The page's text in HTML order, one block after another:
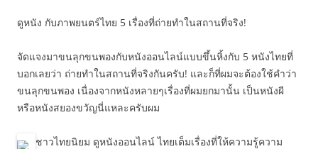
ดูหนัง กับภาพยนตร์ไทย 5 เรื่องที่ถ่ายทำในสถานที่จริง!
จัดแจงมาขนลุกขนพองกับหนังออนไลน์แบบขึ้นหิ้งกับ 5 หนังไทยที่
บอกเลยว่า ถ่ายทำในสถานที่จริงกันครับ! และก็ที่ผมจะต้องใช้คำว่า
ขนลุกขนพอง เนื่องจากหนังหลายๆเรื่องที่ผมยกมานั้น เป็นหนังผี
หรือหนังสยองขวัญนี่แหละครับผม
ชาวไทยนิยม ดูหนังออนไลน์ ไทยเต็มเรื่องที่ให้ความรู้ความ